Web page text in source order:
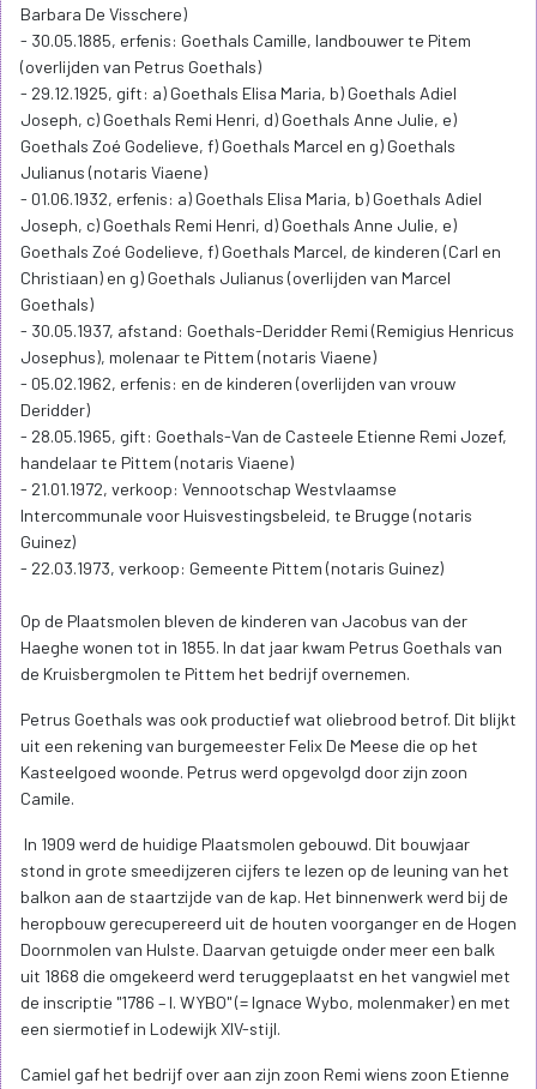
Barbara De Visschere)
- 30.05.1885, erfenis: Goethals Camille, landbouwer te Pitem
(overlijden van Petrus Goethals)
- 29.12.1925, gift: a) Goethals Elisa Maria, b) Goethals Adiel
Joseph, c) Goethals Remi Henri, d) Goethals Anne Julie, e)
Goethals Zoé Godelieve, f) Goethals Marcel en g) Goethals
Julianus (notaris Viaene)
- 01.06.1932, erfenis: a) Goethals Elisa Maria, b) Goethals Adiel
Joseph, c) Goethals Remi Henri, d) Goethals Anne Julie, e)
Goethals Zoé Godelieve, f) Goethals Marcel, de kinderen (Carl en
Christiaan) en g) Goethals Julianus (overlijden van Marcel
Goethals)
- 30.05.1937, afstand: Goethals-Deridder Remi (Remigius Henricus
Josephus), molenaar te Pittem (notaris Viaene)
- 05.02.1962, erfenis: en de kinderen (overlijden van vrouw
Deridder)
- 28.05.1965, gift: Goethals-Van de Casteele Etienne Remi Jozef,
handelaar te Pittem (notaris Viaene)
- 21.01.1972, verkoop: Vennootschap Westvlaamse
Intercommunale voor Huisvestingsbeleid, te Brugge (notaris
Guinez)
- 22.03.1973, verkoop: Gemeente Pittem (notaris Guinez)
Op de Plaatsmolen bleven de kinderen van Jacobus van der
Haeghe wonen tot in 1855. In dat jaar kwam Petrus Goethals van
de Kruisbergmolen te Pittem het bedrijf overnemen.
Petrus Goethals was ook productief wat oliebrood betrof. Dit blijkt
uit een rekening van burgemeester Felix De Meese die op het
Kasteelgoed woonde. Petrus werd opgevolgd door zijn zoon
Camile.
In 1909 werd de huidige Plaatsmolen gebouwd. Dit bouwjaar
stond in grote smeedijzeren cijfers te lezen op de leuning van het
balkon aan de staartzijde van de kap. Het binnenwerk werd bij de
heropbouw gerecupereerd uit de houten voorganger en de Hogen
Doornmolen van Hulste. Daarvan getuigde onder meer een balk
uit 1868 die omgekeerd werd teruggeplaatst en het vangwiel met
de inscriptie "1786 – I. WYBO" (= Ignace Wybo, molenmaker) en met
een siermotief in Lodewijk XIV-stijl.
Camiel gaf het bedrijf over aan zijn zoon Remi wiens zoon Etienne